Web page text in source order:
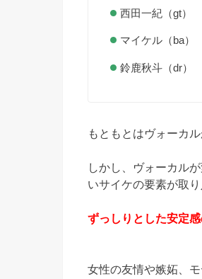
西田一紀（gt）
マイケル（ba）
鈴鹿秋斗（dr）
もともとはヴォーカ
しかし、ヴォーカル
いサイケの要素が取り
ずっしりとした安定
女性の友情や嫉妬、